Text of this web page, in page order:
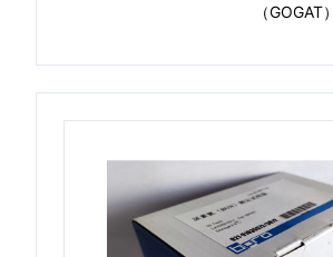
（GOGAT）